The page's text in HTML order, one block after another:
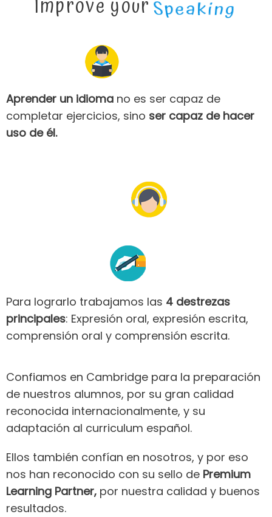
Los niños y niñas alcanzan un nivel básico de inglés, tanto escrito
Podrán interactuar en situaciones cotidianas en las que se
facilite la comunicación
Improve your Listening
Aprender un idioma no es ser capaz de
completar ejercicios, sino ser capaz de hacer
uso de él.
Para lograrlo trabajamos las 4 destrezas
principales: Expresión oral, expresión escrita,
comprensión oral y comprensión escrita.
Confiamos en Cambridge para la preparación
de nuestros alumnos, por su gran calidad
reconocida internacionalmente, y su
adaptación al curriculum español.
Ellos también confían en nosotros, y por eso
nos han reconocido con su sello de Premium
Learning Partner, por nuestra calidad y buenos
resultados.